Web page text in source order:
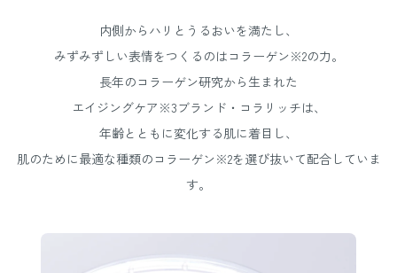
内側からハリとうるおいを満たし、
みずみずしい表情をつくるのはコラーゲン※2の力。
長年のコラーゲン研究から生まれた
エイジングケア※3ブランド・コラリッチは、
年齢とともに変化する肌に着目し、
肌のために最適な種類のコラーゲン※2を選び抜いて配合していま
す。